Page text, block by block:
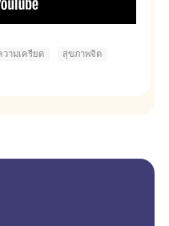
วามเครียด
สุขภาพจิต